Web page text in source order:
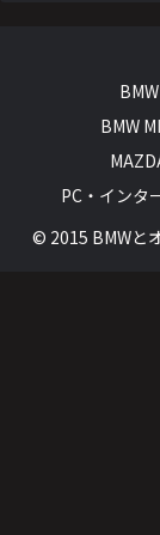
BMW
BMW
PC・インタ
© 2015 BMWと